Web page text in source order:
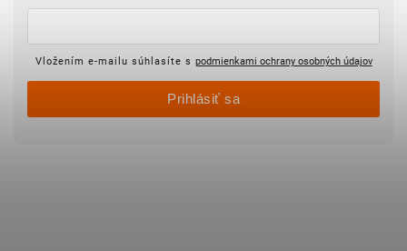
Vložením e-mailu súhlasíte s podmienkami ochrany osobných údajov
Prihlásiť sa